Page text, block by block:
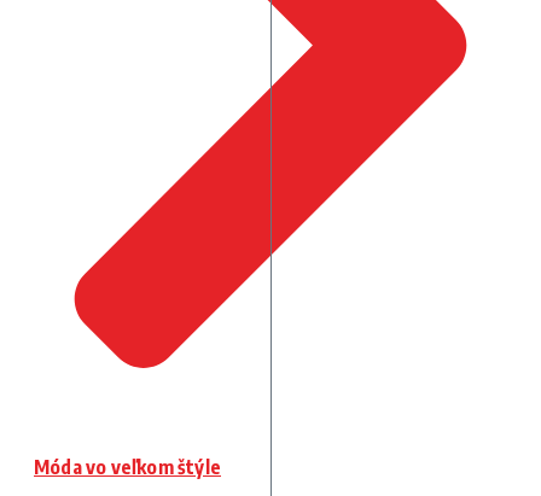
Móda vo veľkom štýle